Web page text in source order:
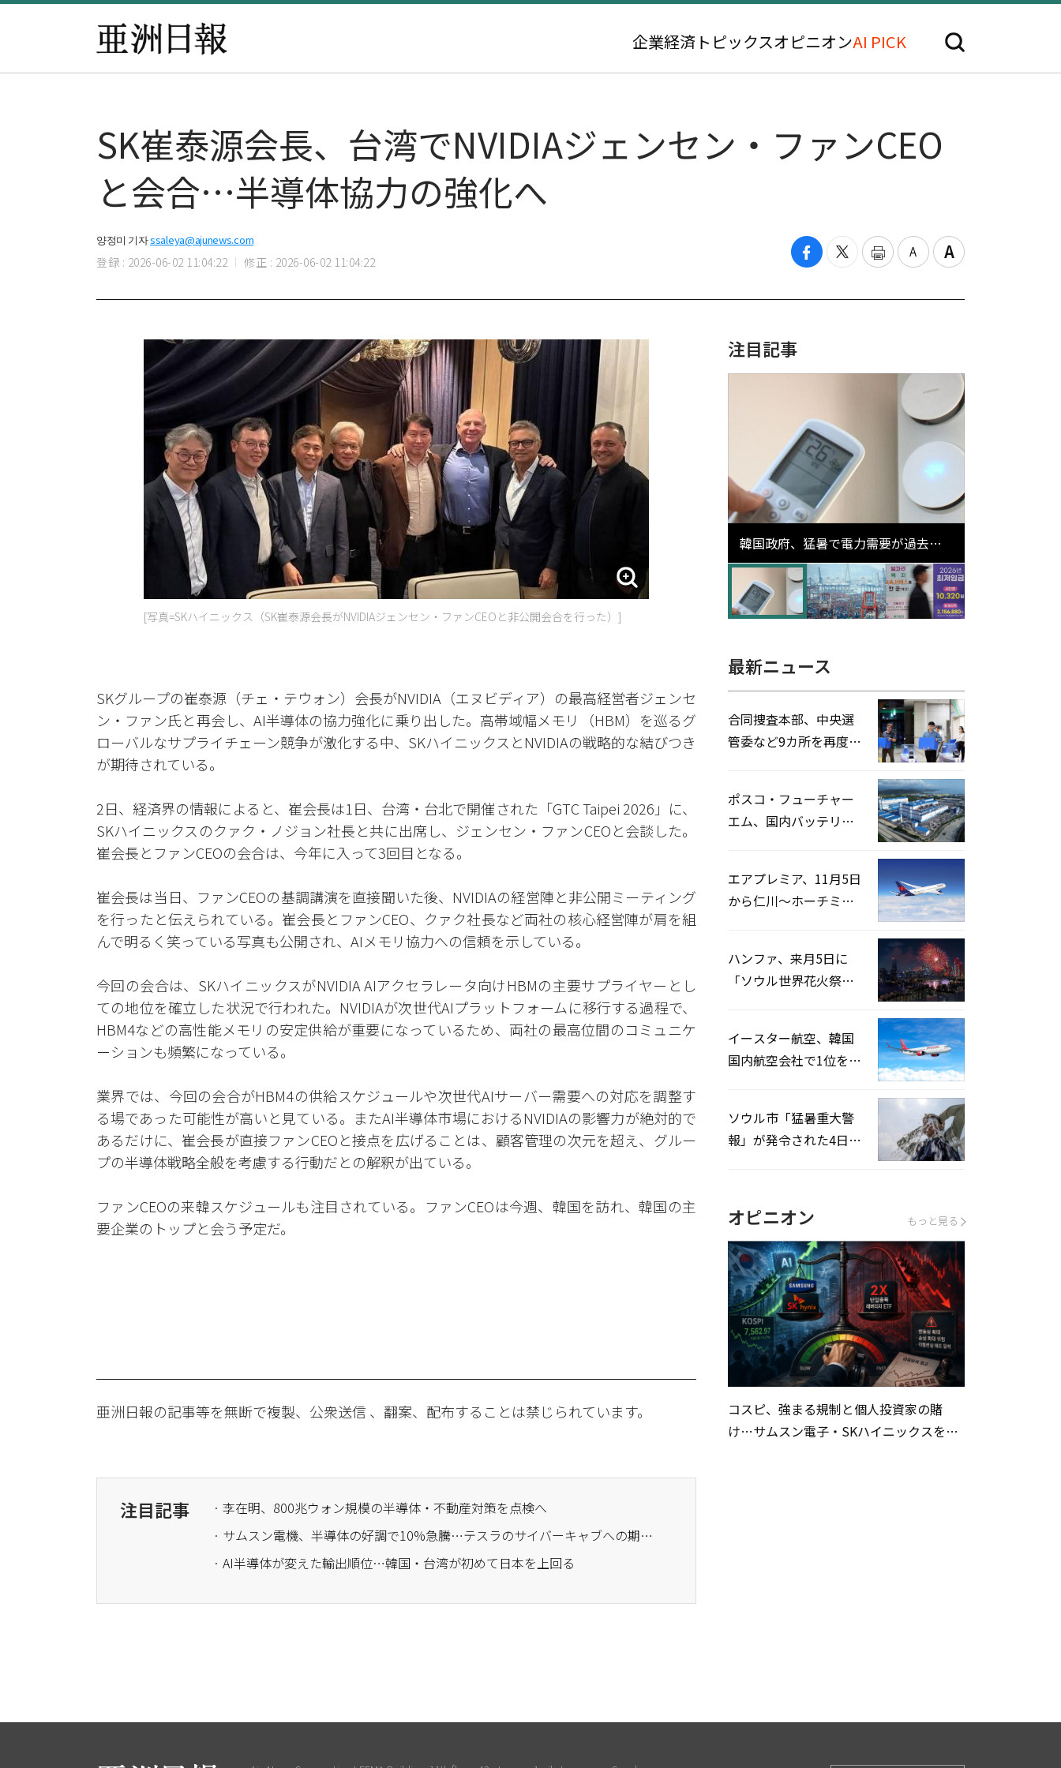
企業経済 トピックスオピニオンAI PICK
SK崔泰源会長、台湾でNVIDIAジェンセン・ファンCEO
と会合…半導体協力の強化へ
양정미 기자ssaleya@ajunews.com
登録 : 2026-06-02 11:04:22 修正 : 2026-06-02 11:04:22
[写真=SKハイニックス（SK崔泰源会長がNVIDIAジェンセン・ファンCEOと非公開会合を行った）]
SKグループの崔泰源（チェ・テウォン）会長がNVIDIA（エヌビディア）の最高経営者ジェンセ
ン・ファン氏と再会し、AI半導体の協力強化に乗り出した。高帯域幅メモリ（HBM）を巡るグ
ローバルなサプライチェーン競争が激化する中、SKハイニックスとNVIDIAの戦略的な結びつき
が期待されている。
2日、経済界の情報によると、崔会長は1日、台湾・台北で開催された「GTC Taipei 2026」に、
SKハイニックスのクァク・ノジョン社長と共に出席し、ジェンセン・ファンCEOと会談した。
崔会長とファンCEOの会合は、今年に入って3回目となる。
崔会長は当日、ファンCEOの基調講演を直接聞いた後、NVIDIAの経営陣と非公開ミーティング
を行ったと伝えられている。崔会長とファンCEO、クァク社長など両社の核心経営陣が肩を組
んで明るく笑っている写真も公開され、AIメモリ協力への信頼を示している。
今回の会合は、SKハイニックスがNVIDIA AIアクセラレータ向けHBMの主要サプライヤーとし
ての地位を確立した状況で行われた。NVIDIAが次世代AIプラットフォームに移行する過程で、
HBM4などの高性能メモリの安定供給が重要になっているため、両社の最高位間のコミュニケ
ーションも頻繁になっている。
業界では、今回の会合がHBM4の供給スケジュールや次世代AIサーバー需要への対応を調整す
る場であった可能性が高いと見ている。またAI半導体市場におけるNVIDIAの影響力が絶対的で
あるだけに、崔会長が直接ファンCEOと接点を広げることは、顧客管理の次元を超え、グルー
プの半導体戦略全般を考慮する行動だとの解釈が出ている。
ファンCEOの来韓スケジュールも注目されている。ファンCEOは今週、韓国を訪れ、韓国の主
要企業のトップと会う予定だ。
亜洲日報の記事等を無断で複製、公衆送信 、翻案、配布することは禁じられています。
注目記事
· 李在明、800兆ウォン規模の半導体・不動産対策を点検へ
· サムスン電機、半導体の好調で10%急騰…テスラのサイバーキャブへの期待感
· AI半導体が変えた輸出順位…韓国・台湾が初めて日本を上回る
注目記事
韓国政府、猛暑で電力需要が過去最
高更新の可能性に需給対応体制を点
検
最新ニュース
合同捜査本部、中央選
管委など9カ所を再度家
ポスコ・フューチャー
エム、国内バッテリー
エアプレミア、11月5日
から仁川〜ホーチミン
ハンファ、来月5日に
「ソウル世界花火祭り
イースター航空、韓国
国内航空会社で1位を記
ソウル市「猛暑重大警
報」が発令された4日、
オピニオン もっと見る
コスピ、強まる規制と個人投資家の賭
け…サムスン電子・SKハイニックスを巡